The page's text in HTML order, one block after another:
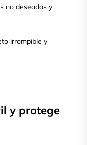
no deseadas y
irrompible y
y protege